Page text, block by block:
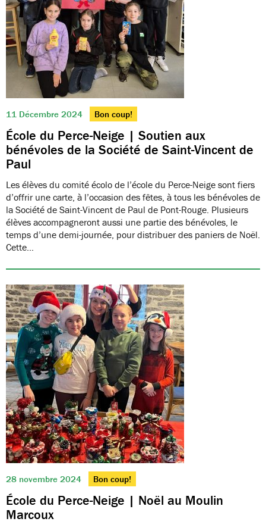
11 Décembre 2024 Bon coup!
École du Perce-Neige | Soutien aux
bénévoles de la Société de Saint-Vincent de
Paul
Les élèves du comité écolo de l’école du Perce-Neige sont fiers
d’offrir une carte, à l’occasion des fêtes, à tous les bénévoles de
la Société de Saint-Vincent de Paul de Pont-Rouge. Plusieurs
élèves accompagneront aussi une partie des bénévoles, le
temps d’une demi-journée, pour distribuer des paniers de Noël.
Cette…
28 novembre 2024 Bon coup!
École du Perce-Neige | Noël au Moulin
Marcoux